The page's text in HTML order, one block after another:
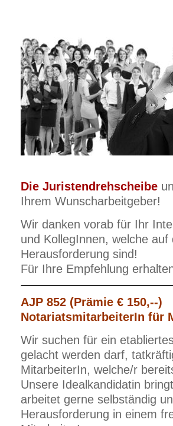
Die Juristendrehscheibe
Ihrem Wunscharbeitgeber!
Wir danken vorab für Ihr
und KollegInnen, welche
Herausforderung sind!
Für Ihre Empfehlung
AJP 852 (Prämie € 150,--)
NotariatsmitarbeiterIn für
Wir suchen für ein
gelacht werden darf,
MitarbeiterIn, welche/r
Unsere Idealkandidatin
arbeitet gerne selbständig
Herausforderung in einem